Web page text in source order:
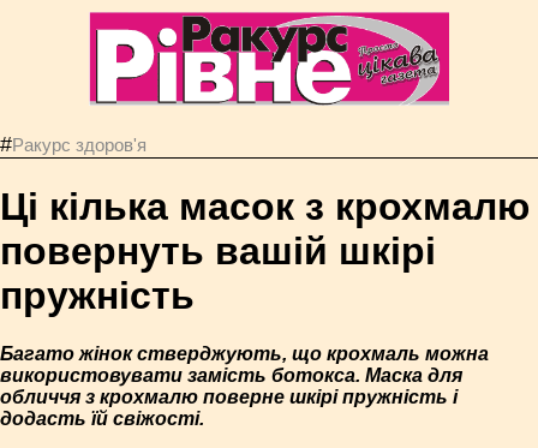
#Ракурс здоров'я
Ці кілька масок з крохмалю
повернуть вашій шкірі
пружність
Багато жінок стверджують, що крохмаль можна
використовувати замість ботокса. Маска для
обличчя з крохмалю поверне шкірі пружність і
додасть їй свіжості.